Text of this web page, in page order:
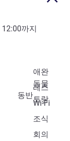
12:00까지
애완
동물
동반
레스
토랑
Wi-Fi
조식
회의